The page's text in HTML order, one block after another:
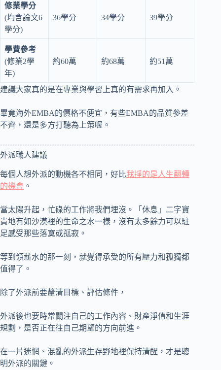
修業學分
(均含論文6
學分)
36學分 34學分 39學分
學費參考
(修業2學
年)
約60萬 約68萬 約51萬
建議大家真的是在專業與學習上真的有需求再加入。
畢竟海外EMBA的價格不便宜，有些EMBA的品質參差
不齊，還是多方打聽為上策喔。
外派職人建議
每個人想外派的動機各不相同，好比我掙的是人生翻轉
的機會 。
當太陽升起，忙碌的工作將我們埋沒。「休息」二字寶
貴地有如沙漠裡的生命之水一樣，沒有太多餘力可以駐
足感受那些落寞或孤寂。
等到領薪水的那一刻，就覺得承受的所有壓力和孤獨都
值得了。
除了外派前要釐清目標、評估條件，
外派後也要時常關注自己的工作內容、財產淨值和生涯
規劃，是否正在往自己期望的方向前進。
在一片迷惘、混亂的外派生存野地裡保持清醒，才是聰
明外派的關鍵。